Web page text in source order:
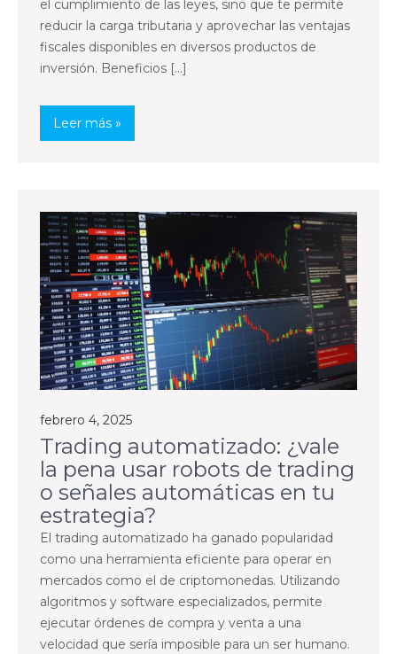
el cumplimiento de las leyes, sino que te permite
reducir la carga tributaria y aprovechar las ventajas
fiscales disponibles en diversos productos de
inversión. Beneficios […]
Leer más »
febrero 4, 2025
Trading automatizado: ¿vale
la pena usar robots de trading
o señales automáticas en tu
estrategia?
El trading automatizado ha ganado popularidad
como una herramienta eficiente para operar en
mercados como el de criptomonedas. Utilizando
algoritmos y software especializados, permite
ejecutar órdenes de compra y venta a una
velocidad que sería imposible para un ser humano.